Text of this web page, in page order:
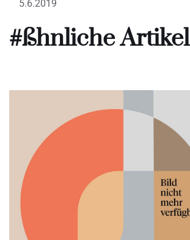
5.6.2019
#ßhnliche Artikel